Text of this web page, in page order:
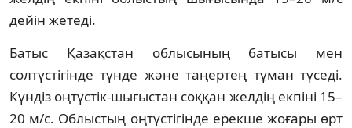
дейін жетеді.
Батыс Қазақстан облысының батысы мен
солтүстігінде түнде және таңертең тұман түседі.
Күндіз оңтүстік-шығыстан соққан желдің екпіні 15–
20 м/с. Облыстың оңтүстігінде ерекше жоғары өрт